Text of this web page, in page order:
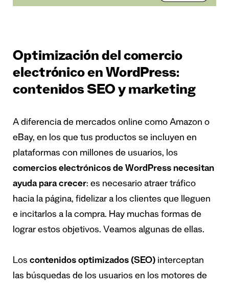
Optimización del comercio
electrónico en WordPress:
contenidos SEO y marketing
A diferencia de mercados online como Amazon o
eBay, en los que tus productos se incluyen en
plataformas con millones de usuarios, los
comercios electrónicos de WordPress necesitan
ayuda para crecer: es necesario atraer tráfico
hacia la página, fidelizar a los clientes que lleguen
e incitarlos a la compra. Hay muchas formas de
lograr estos objetivos. Veamos algunas de ellas.
Los contenidos optimizados (SEO) interceptan
las búsquedas de los usuarios en los motores de